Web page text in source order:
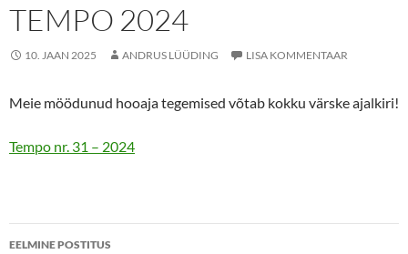
TEMPO 2024
10. JAAN 2025 ANDRUS LÜÜDING LISA KOMMENTAAR
Meie möödunud hooaja tegemised võtab kokku värske ajalkiri!
Tempo nr. 31 – 2024
Postituste
EELMINE POSTITUS